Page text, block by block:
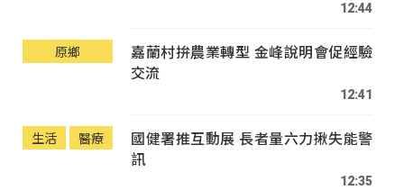
12:44
原鄉
嘉蘭村拚農業轉型 金峰說明會促經驗
交流
12:41
生活 醫療
國健署推互動展 長者量六力揪失能警
訊
12:35